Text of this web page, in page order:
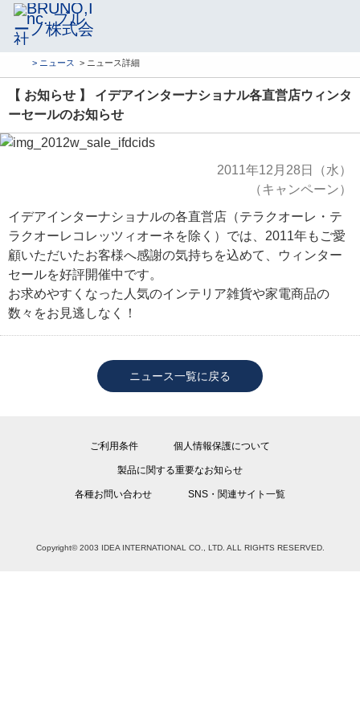
> ニュース > ニュース詳細
【 お知らせ 】 イデアインターナショナル各直営店ウィンタ
ーセールのお知らせ
2011年12月28日（水）
（キャンペーン）
イデアインターナショナルの各直営店（テラクオーレ・テ
ラクオーレコレッツィオーネを除く）では、2011年もご愛
顧いただいたお客様へ感謝の気持ちを込めて、ウィンター
セールを好評開催中です。
お求めやすくなった人気のインテリア雑貨や家電商品の
数々をお見逃しなく！
ニュース一覧に戻る
ご利用条件 個人情報保護について
製品に関する重要なお知らせ
各種お問い合わせ SNS・関連サイト一覧
Copyright© 2003 IDEA INTERNATIONAL CO., LTD. ALL RIGHTS RESERVED.